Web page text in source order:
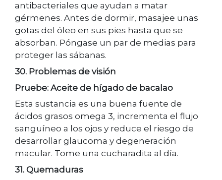
antibacteriales que ayudan a matar
gérmenes. Antes de dormir, masajee unas
gotas del óleo en sus pies hasta que se
absorban. Póngase un par de medias para
proteger las sábanas.
30. Problemas de visión
Pruebe: Aceite de hígado de bacalao
Esta sustancia es una buena fuente de
ácidos grasos omega 3, incrementa el flujo
sanguíneo a los ojos y reduce el riesgo de
desarrollar glaucoma y degeneración
macular. Tome una cucharadita al día.
31. Quemaduras